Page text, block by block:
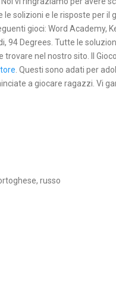
solizioni e le risposte per il
gioci: Word Academy,
94 Degrees. Tutte le
nel nostro sito. Il
. Questi sono adati per
a giocare ragazzi. Vi
russo